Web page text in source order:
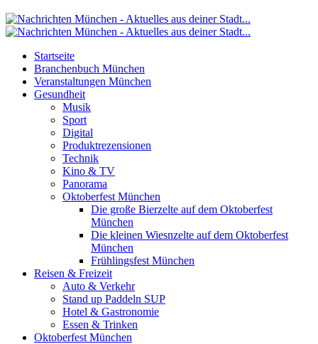
Startseite
Branchenbuch München
Veranstaltungen München
Gesundheit
Musik
Sport
Digital
Produktrezensionen
Technik
Kino & TV
Panorama
Oktoberfest München
Die große Bierzelte auf dem Oktoberfest
München
Die kleinen Wiesnzelte auf dem Oktoberfest
München
Frühlingsfest München
Reisen & Freizeit
Auto & Verkehr
Stand up Paddeln SUP
Hotel & Gastronomie
Essen & Trinken
Oktoberfest München